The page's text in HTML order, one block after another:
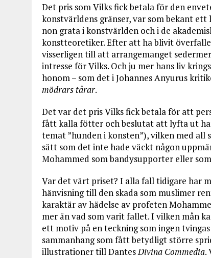
Det pris som Vilks fick betala för den
konstvärldens gränser, var som bekant
non grata i konstvärlden och i de
konstteoretiker. Efter att ha blivit
visserligen till att arrangemanget
intresse för Vilks. Och ju mer hans liv
honom – som det i Johannes Anyurus
mödrars tårar.
Det var det pris Vilks fick betala för att
fått kalla fötter och beslutat att lyfta ut
temat ”hunden i konsten”), vilken med all
sätt som det inte hade väckt någon
Mohammed som bandysupporter eller
Var det värt priset? I alla fall tidigare har
hänvisning till den skada som muslimer
karaktär av hädelse av profeten
mer än vad som varit fallet. I vilken mån
ett motiv på en teckning som ingen
sammanhang som fått betydligt större
illustrationer till DantesDivina Commedia.